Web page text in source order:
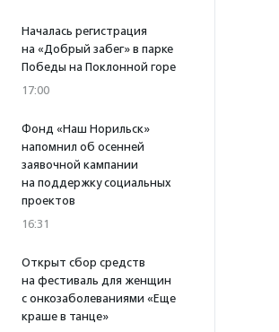
Началась регистрация
на «Добрый забег» в парке
Победы на Поклонной горе
17:00
Фонд «Наш Норильск»
напомнил об осенней
заявочной кампании
на поддержку социальных
проектов
16:31
Открыт сбор средств
на фестиваль для женщин
с онкозаболеваниями «Еще
краше в танце»